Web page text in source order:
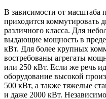
В зависимости от масштаба
приходится коммутировать
различного класса. Для
выдающие мощность в
кВт. Для более крупных
востребованы агрегаты
или 250 кВт. Если же речь
оборудование высокой
500 кВт, а также тяжелые
и даже 2000 кВт.